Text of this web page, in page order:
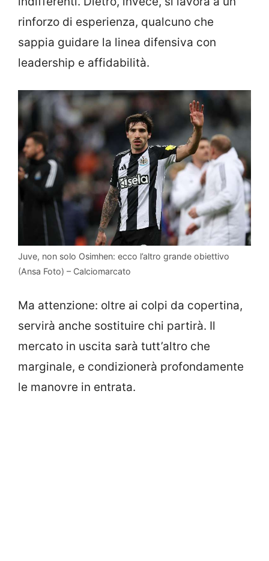
rinforzo di esperienza, qualcuno che
sappia guidare la linea difensiva con
leadership e affidabilità.
Juve, non solo Osimhen: ecco l’altro grande obiettivo
(Ansa Foto) – Calciomarcato
Ma attenzione: oltre ai colpi da copertina,
servirà anche sostituire chi partirà. Il
mercato in uscita sarà tutt’altro che
marginale, e condizionerà profondamente
le manovre in entrata.